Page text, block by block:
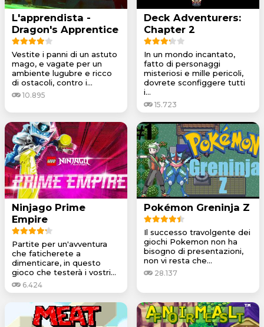
L'apprendista -
Dragon's Apprentice
Vestite i panni di un astuto
mago, e vagate per un
ambiente lugubre e ricco
di ostacoli, contro i...
10.895
Deck Adventurers:
Chapter 2
In un mondo incantato,
fatto di personaggi
misteriosi e mille pericoli,
dovrete sconfiggere tutti
i...
15.723
Ninjago Prime
Empire
Partite per un'avventura
che faticherete a
dimenticare, in questo
gioco che testerà i vostri...
6.424
Pokémon Greninja Z
Il successo travolgente dei
giochi Pokemon non ha
bisogno di presentazioni,
non vi resta che...
28.137